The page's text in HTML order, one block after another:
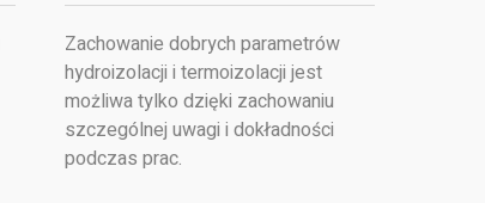
Zachowanie dobrych parametrów
hydroizolacji i termoizolacji jest
możliwa tylko dzięki zachowaniu
szczególnej uwagi i dokładności
podczas prac.